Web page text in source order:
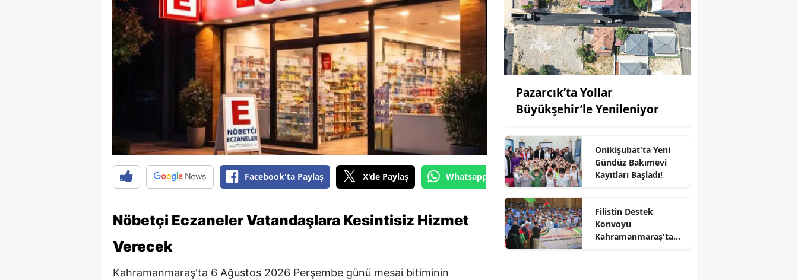
Facebook'ta Paylaş X'de Paylaş Whatsapp'tan Gönder
Nöbetçi Eczaneler Vatandaşlara Kesintisiz Hizmet
Verecek
Kahramanmaraş'ta 6 Ağustos 2026 Perşembe günü mesai bitiminin
Pazarcık’ta Yollar
Büyükşehir’le Yenileniyor
Onikişubat'ta Yeni
Gündüz Bakımevi
Kayıtları Başladı!
Filistin Destek
Konvoyu
Kahramanmaraş'ta